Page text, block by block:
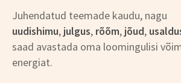
Juhendatud teemade kaudu, nagu
uudishimu, julgus, rõõm, jõud,
saad avastada oma loomingulisi
energiat.